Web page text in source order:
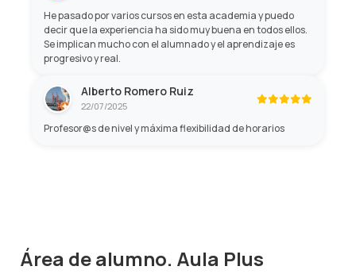
He pasado por varios cursos en esta academia y puedo
decir que la experiencia ha sido muy buena en todos ellos.
Se implican mucho con el alumnado y el aprendizaje es
progresivo y real.
Alberto Romero Ruiz
22/07/2025
Profesor@s de nivel y máxima flexibilidad de horarios
Área de alumno. Aula Plus